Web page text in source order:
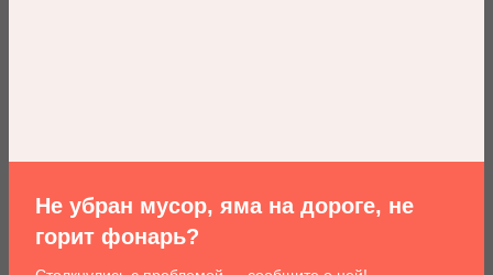
Не убран мусор, яма на дороге, не
горит фонарь?